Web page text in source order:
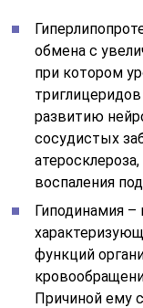
обмена с
при котором
развитию
сосудистых
воспаления
Гиподинамия –
функций
Причиной ему